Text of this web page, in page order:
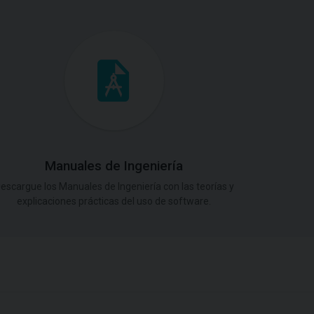
Manuales de Ingeniería